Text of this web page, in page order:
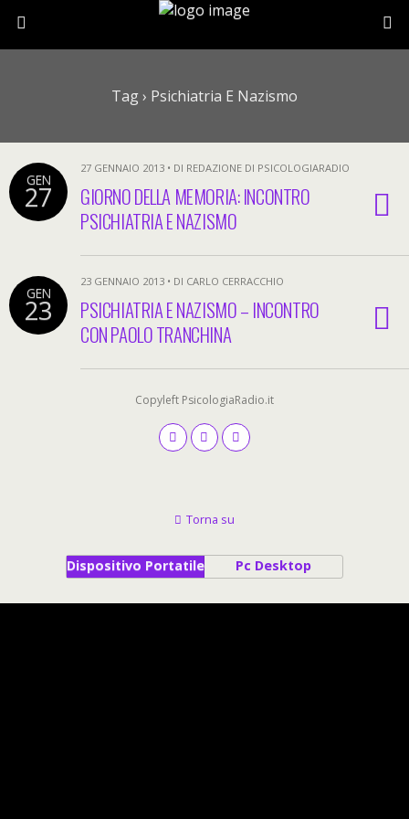
Tag › Psichiatria E Nazismo
GEN
27
27 GENNAIO 2013 • DI REDAZIONE DI PSICOLOGIARADIO
GIORNO DELLA MEMORIA: INCONTRO
PSICHIATRIA E NAZISMO
GEN
23
23 GENNAIO 2013 • DI CARLO CERRACCHIO
PSICHIATRIA E NAZISMO – INCONTRO
CON PAOLO TRANCHINA
Copyleft PsicologiaRadio.it
Torna su
Dispositivo Portatile Pc Desktop